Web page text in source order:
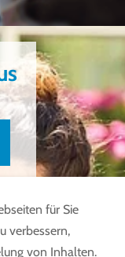
für Sie
verbessern,
von Inhalten.